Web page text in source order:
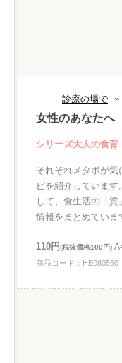
診療の場で »
女性のあなた
シリーズ大人の食育
それぞれメタボが
ピを紹介していま
して、食生活の「
情報をまとめていま
110円(税抜価格100円)
商品コード：HE080550